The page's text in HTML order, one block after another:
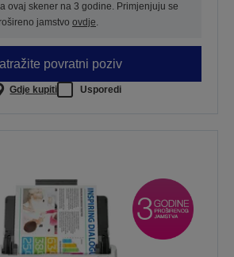
ovaj skener na 3 godine. Primjenjuju se
jamstvo ovdje.
povratni poziv
Gdje kupiti Usporedi